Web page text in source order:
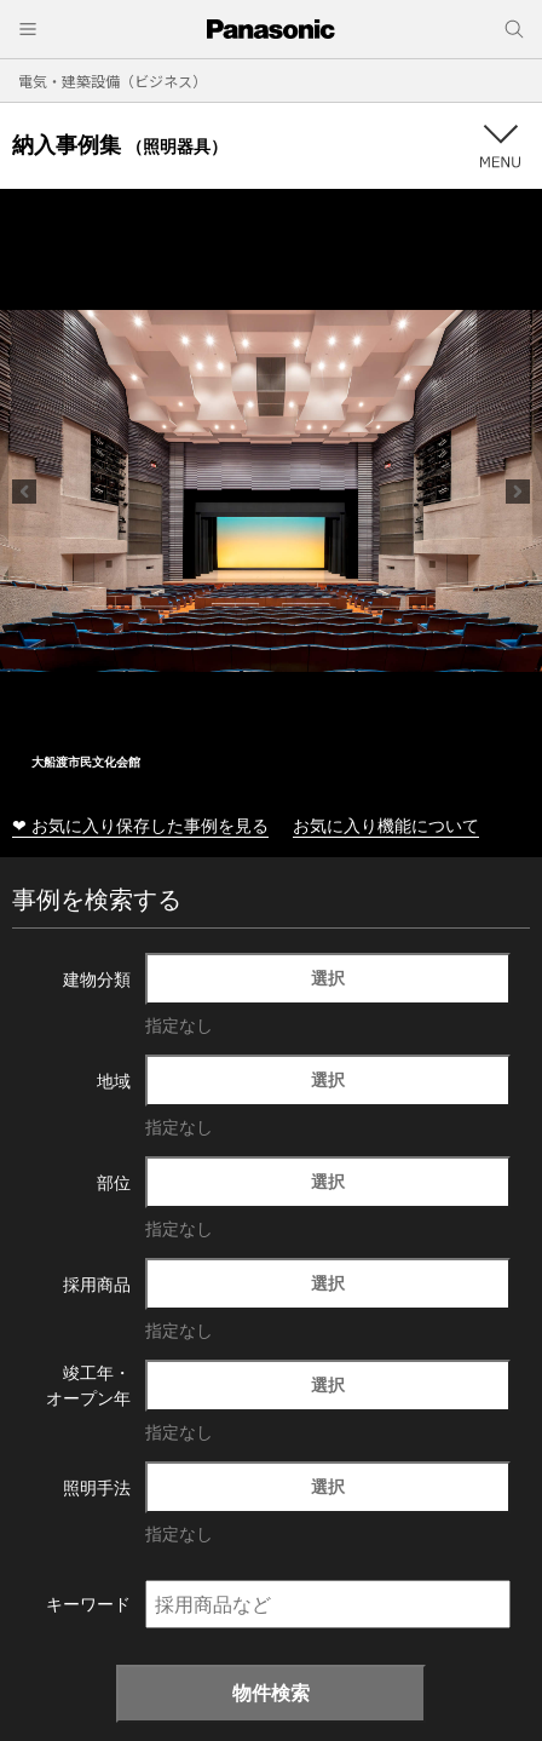
電気・建築設備（ビジネス）
納入事例集 （照明器具）
大船渡市民文化会館
❤ お気に入り保存した事例を見る お気に入り機能について
事例を検索する
建物分類 選択
指定なし
地域 選択
指定なし
部位 選択
指定なし
採用商品 選択
指定なし
竣工年・
オープン年
選択
指定なし
照明手法 選択
指定なし
キーワード
物件検索